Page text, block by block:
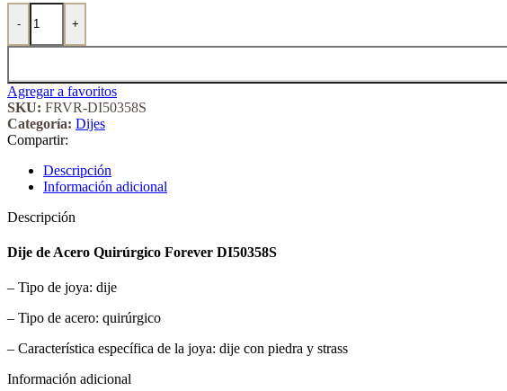
-
Dije de Acero Quirúrgico Forever 50358S cantidad
+
Agregar a favoritos
SKU: FRVR-DI50358S
Categoría: Dijes
Compartir:
Descripción
Información adicional
Descripción
Dije de Acero Quirúrgico Forever DI50358S
– Tipo de joya: dije
– Tipo de acero: quirúrgico
– Característica específica de la joya: dije con piedra y strass
Información adicional